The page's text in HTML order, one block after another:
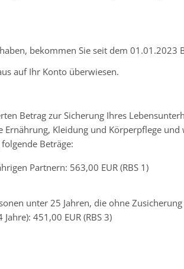
bekommen Sie seit dem 01.01.2023
auf Ihr Konto überwiesen.
Betrag zur Sicherung Ihres
Ernährung, Kleidung und Körperpflege
Beträge:
Partnern: 563,00 EUR (RBS 1)
unter 25 Jahren, die ohne
451,00 EUR (RBS 3)